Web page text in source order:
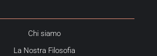
Chi siamo
La Nostra Filosofia